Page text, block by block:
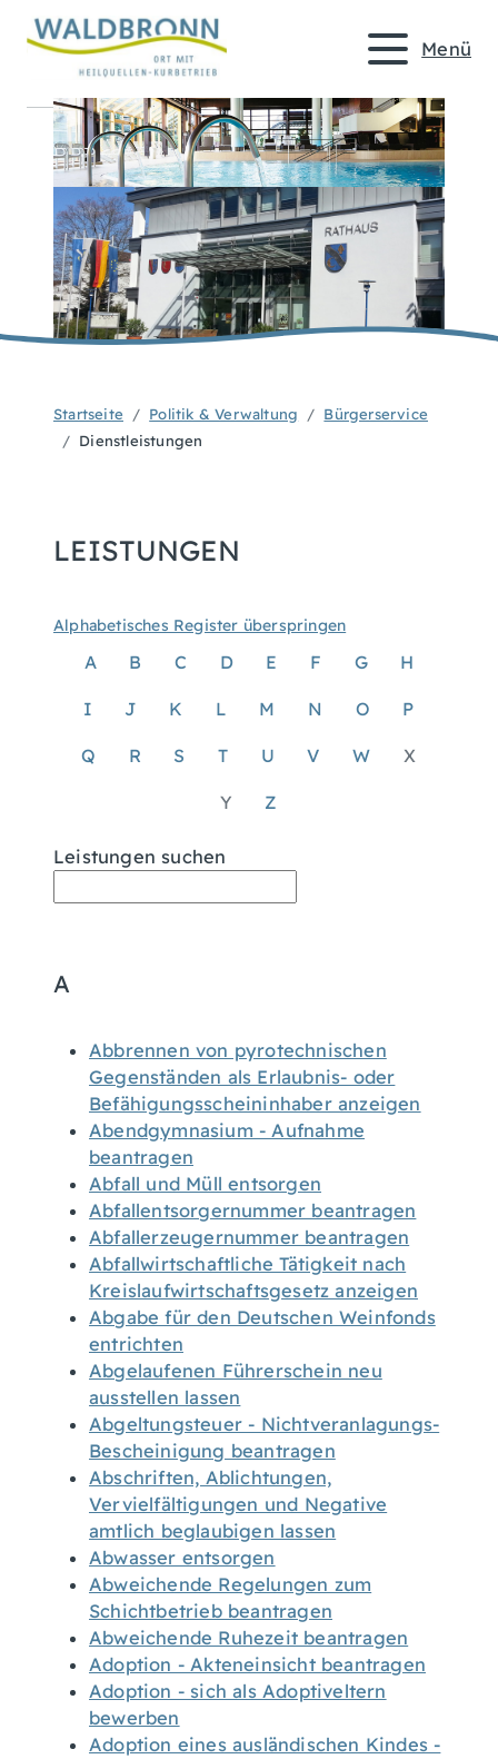
Menü
Startseite Politik & Verwaltung
Bürgerservice
Dienstleistungen
LEISTUNGEN
Alphabetisches Register überspringen
A B C D E F G H
I J K L M N O P
Q R S T U V W X
Y Z
Leistungen suchen
A
Abbrennen von pyrotechnischen
Gegenständen als Erlaubnis- oder
Befähigungsscheininhaber anzeigen
Abendgymnasium - Aufnahme
beantragen
Abfall und Müll entsorgen
Abfallentsorgernummer beantragen
Abfallerzeugernummer beantragen
Abfallwirtschaftliche Tätigkeit nach
Kreislaufwirtschaftsgesetz anzeigen
Abgabe für den Deutschen Weinfonds
entrichten
Abgelaufenen Führerschein neu
ausstellen lassen
Abgeltungsteuer - Nichtveranlagungs-
Bescheinigung beantragen
Abschriften, Ablichtungen,
Vervielfältigungen und Negative
amtlich beglaubigen lassen
Abwasser entsorgen
Abweichende Regelungen zum
Schichtbetrieb beantragen
Abweichende Ruhezeit beantragen
Adoption - Akteneinsicht beantragen
Adoption - sich als Adoptiveltern
bewerben
Adoption eines ausländischen Kindes -